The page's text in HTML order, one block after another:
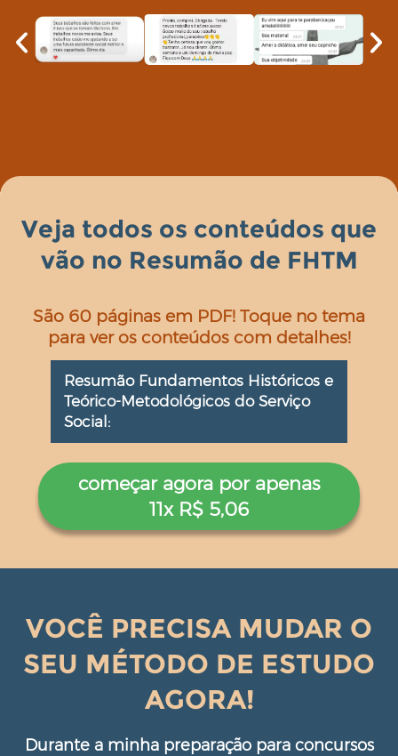
Veja todos os conteúdos que
vão no Resumão de FHTM
São 60 páginas em PDF! Toque no tema
para ver os conteúdos com detalhes!
Resumão Fundamentos Históricos e
Teórico-Metodológicos do Serviço
Social:
começar agora por apenas
11x R$ 5,06
VOCÊ PRECISA MUDAR O
SEU MÉTODO DE ESTUDO
AGORA!
Durante a minha preparação para concursos